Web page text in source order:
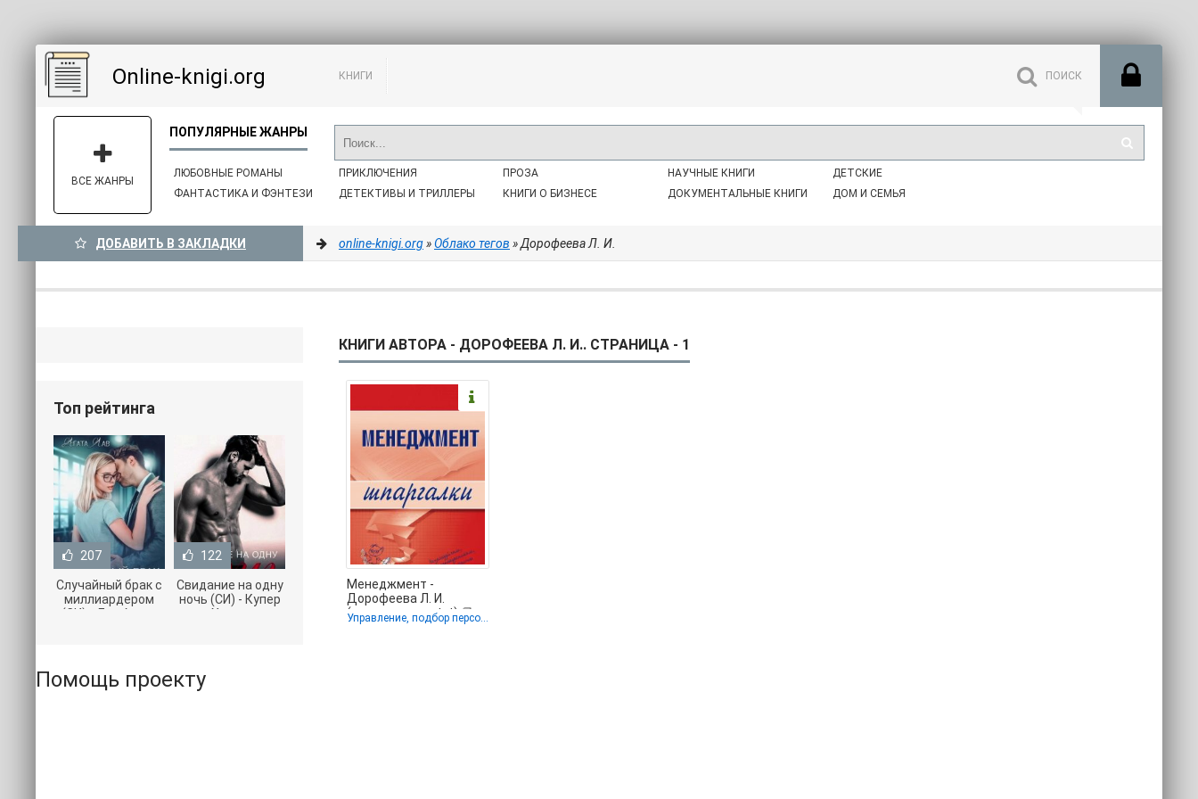
Online-knigi.org КНИГИ
ЛЮБОВНЫЕ РОМАНЫ
ФАНТАСТИКА И ФЭНТЕЗИ
ПРИКЛЮЧЕНИЯ
ДЕТЕКТИВЫ И ТРИЛЛЕРЫ
ПРОЗА
КНИГИ О БИЗНЕСЕ
НАУЧНЫЕ КНИГИ
ДОКУМЕНТАЛЬНЫЕ КНИГИ
ДЕТСКИЕ
ДОМ И СЕМЬЯ
ВСЕ ЖАНРЫ
ДОБАВИТЬ В ЗАКЛАДКИ online-knigi.org»Облако тегов » Дорофеева Л. И.
КНИГИ АВТОРА - ДОРОФЕЕВА Л. И.. СТРАНИЦА - 1
Менеджмент -
Дорофеева Л. И.
(полные книги .txt) 📗 Управление, подбор персонала
Топ рейтинга
207
Случайный брак с
миллиардером
(СИ) - Лав Агата
122
Свидание на одну
ночь (СИ) - Купер
Хелен
Помощь проекту